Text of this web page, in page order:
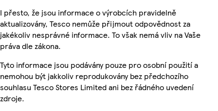
I přesto, že jsou informace o výrobcích pravidelně
aktualizovány, Tesco nemůže přijmout odpovědnost za
jakékoliv nesprávné informace. To však nemá vliv na Vaše
práva dle zákona.
Tyto informace jsou podávány pouze pro osobní použití a
nemohou být jakkoliv reprodukovány bez předchozího
souhlasu Tesco Stores Limited ani bez řádného uvedení
zdroje.